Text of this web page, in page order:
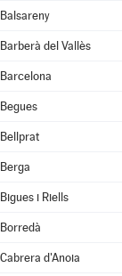
Balsareny
Barberà del Vallès
Barcelona
Begues
Bellprat
Berga
Bigues i Riells
Borredà
Cabrera d'Anoia